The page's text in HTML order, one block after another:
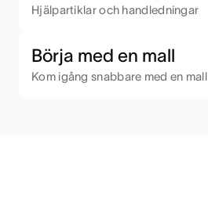
Hjälpartiklar och handledningar
Börja med en mall
Kom igång snabbare med en mall